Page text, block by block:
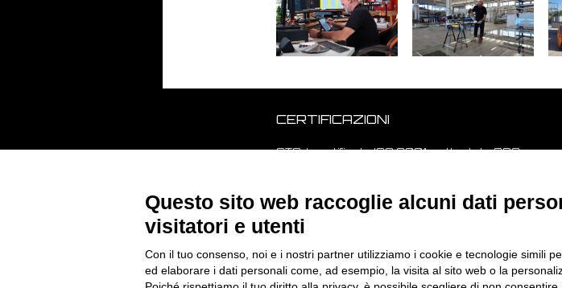
CERTIFICAZIONI
STS è certificata ISO 9001 e attestata SOA.
Questo sito web raccoglie alcuni dati
visitatori e utenti
Con il tuo consenso, noi e i nostri partner utilizziamo i cookie e tecnologie simili
ed elaborare i dati personali come, ad esempio, la visita al sito web o la